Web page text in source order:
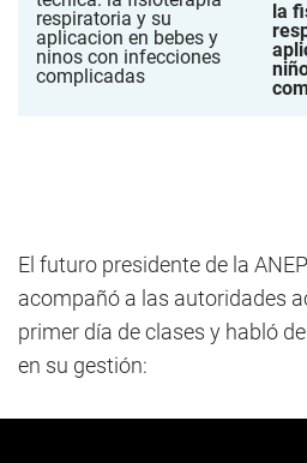
la
El futuro presidente de la
acompañó a las autoridades
primer día de clases y habló
en su gestión: